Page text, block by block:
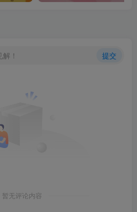
！ 提交
暂无评论内容